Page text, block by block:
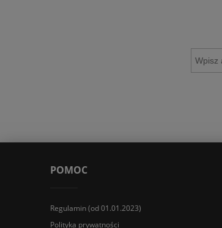
POMOC
Regulamin (od 01.01.2023)
Polityka prywatności